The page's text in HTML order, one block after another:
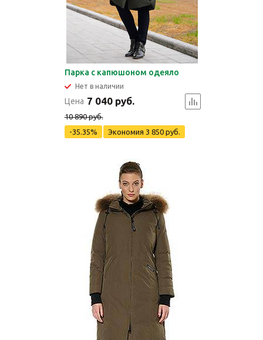
Парка с капюшоном одеяло
Нет в наличии
Цена 7 040 руб.
10 890 руб.
-35.35%
Экономия 3 850 руб.